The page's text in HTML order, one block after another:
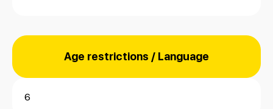
Age restrictions / Language
6